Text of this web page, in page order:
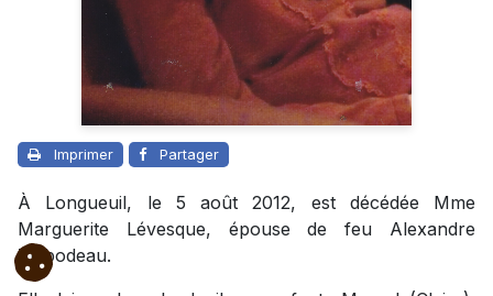
Imprimer Partager
À Longueuil, le 5 août 2012, est décédée Mme
Marguerite Lévesque, épouse de feu Alexandre
Thibodeau.